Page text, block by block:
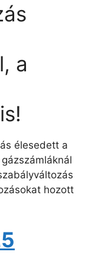
a
élesedett a
hozott